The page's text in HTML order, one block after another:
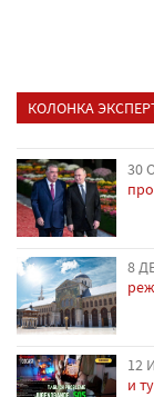
КОЛОНКА
30
8
12
и